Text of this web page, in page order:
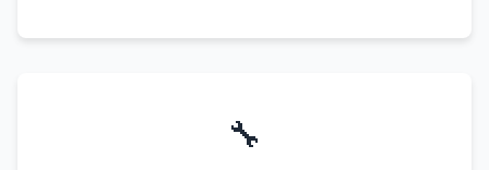
🔧